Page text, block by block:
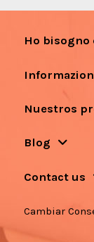
Ho bisogno
Nuestros
Blog
Contact us
Cambiar